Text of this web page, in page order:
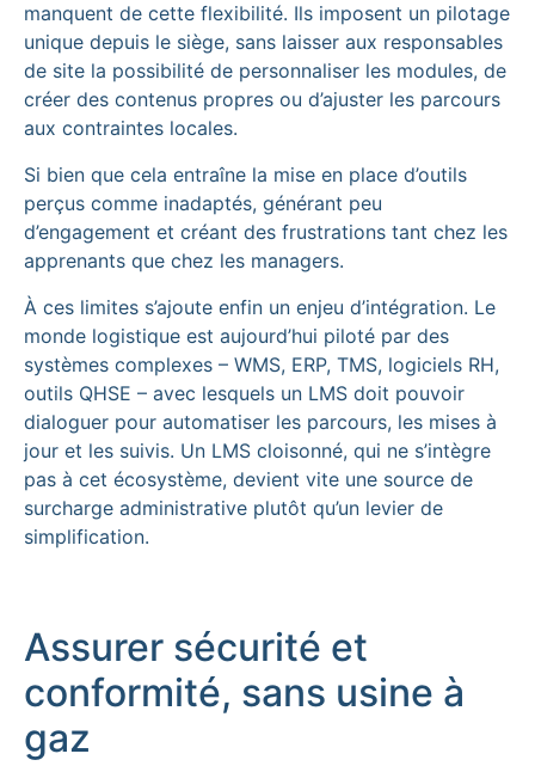
manquent de cette flexibilité. Ils imposent un pilotage
unique depuis le siège, sans laisser aux responsables
de site la possibilité de personnaliser les modules, de
créer des contenus propres ou d’ajuster les parcours
aux contraintes locales.
Si bien que cela entraîne la mise en place d’outils
perçus comme inadaptés, générant peu
d’engagement et créant des frustrations tant chez les
apprenants que chez les managers.
À ces limites s’ajoute enfin un enjeu d’intégration. Le
monde logistique est aujourd’hui piloté par des
systèmes complexes – WMS, ERP, TMS, logiciels RH,
outils QHSE – avec lesquels un LMS doit pouvoir
dialoguer pour automatiser les parcours, les mises à
jour et les suivis. Un LMS cloisonné, qui ne s’intègre
pas à cet écosystème, devient vite une source de
surcharge administrative plutôt qu’un levier de
simplification.
Assurer sécurité et
conformité, sans usine à
gaz